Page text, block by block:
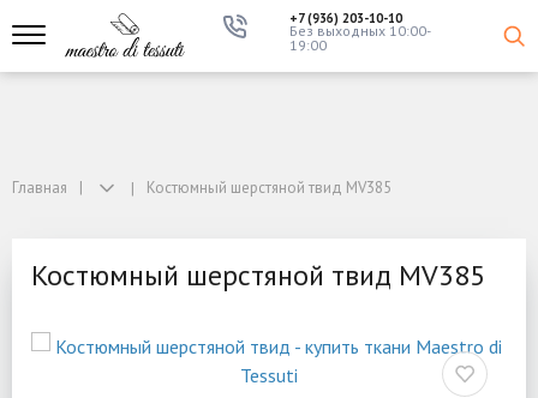
+7 (936) 203-10-10
Без выходных 10:00-
19:00
Главная Костюмный шерстяной твид MV385
Костюмный шерстяной твид MV385